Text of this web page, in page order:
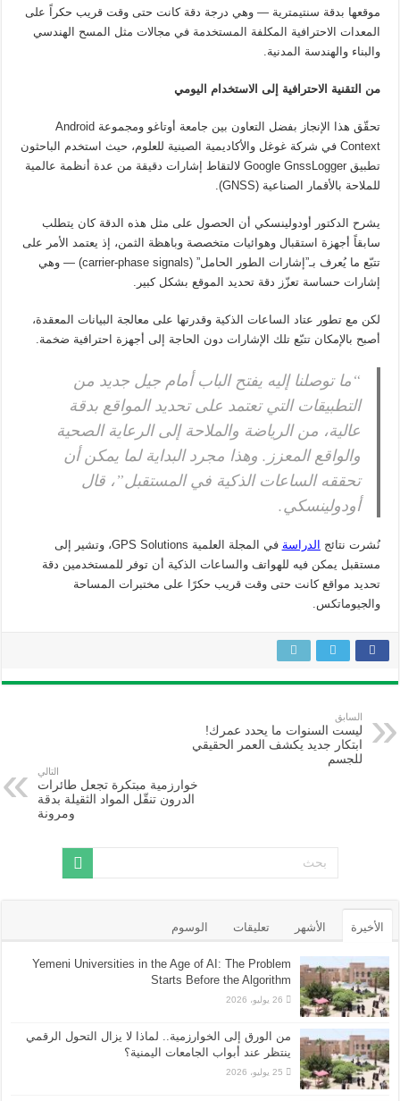
موقعها بدقة سنتيمترية — وهي درجة دقة كانت حتى وقت قريب حكراً على
المعدات الاحترافية المكلفة المستخدمة في مجالات مثل المسح الهندسي
والبناء والهندسة المدنية.
من التقنية الاحترافية إلى الاستخدام اليومي
تحقّق هذا الإنجاز بفضل التعاون بين جامعة أوتاغو ومجموعة Android
Context في شركة غوغل والأكاديمية الصينية للعلوم، حيث استخدم الباحثون
تطبيق Google GnssLogger لالتقاط إشارات دقيقة من عدة أنظمة عالمية
للملاحة بالأقمار الصناعية (GNSS).
يشرح الدكتور أودولينسكي أن الحصول على مثل هذه الدقة كان يتطلب
سابقاً أجهزة استقبال وهوائيات متخصصة وباهظة الثمن، إذ يعتمد الأمر على
تتبّع ما يُعرف بـ”إشارات الطور الحامل” (carrier-phase signals) — وهي
إشارات حساسة تعزّز دقة تحديد الموقع بشكل كبير.
لكن مع تطور عتاد الساعات الذكية وقدرتها على معالجة البيانات المعقدة،
أصبح بالإمكان تتبّع تلك الإشارات دون الحاجة إلى أجهزة احترافية ضخمة.
“ما توصلنا إليه يفتح الباب أمام جيل جديد من
التطبيقات التي تعتمد على تحديد المواقع بدقة
عالية، من الرياضة والملاحة إلى الرعاية الصحية
والواقع المعزز. وهذا مجرد البداية لما يمكن أن
تحققه الساعات الذكية في المستقبل”، قال
أودولينسكي.
نُشرت نتائج الدراسة
في المجلة العلمية GPS Solutions، وتشير إلى
مستقبل يمكن فيه للهواتف والساعات الذكية أن توفر للمستخدمين دقة
تحديد مواقع كانت حتى وقت قريب حكرًا على مختبرات المساحة
والجيوماتكس.
السابق
ليست السنوات ما يحدد عمرك!
ابتكار جديد يكشف العمر الحقيقي
للجسم
التالي
خوارزمية مبتكرة تجعل طائرات
الدرون تنقّل المواد الثقيلة بدقة
ومرونة
الأخيرة الأشهر تعليقات الوسوم
Yemeni Universities in the Age of AI: The Problem
Starts Before the Algorithm
26 يوليو، 2026
من الورق إلى الخوارزمية.. لماذا لا يزال التحول الرقمي
ينتظر عند أبواب الجامعات اليمنية؟
25 يوليو، 2026